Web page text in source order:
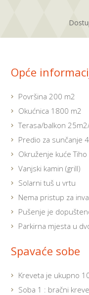
Opće
Površina 200 m2
Okućnica 1800 m2
Terasa/balkon
Predio za sunčanje
Okruženje kuće Tiho
Vanjski kamin (grill)
Solarni tuš u vrtu
Nema pristup za
Pušenje je
Parkirna mjesta u
Spavaće sobe
Kreveta je ukupno
Soba 1 : bračni